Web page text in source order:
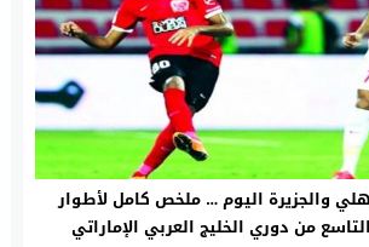
والجزيرة اليوم … ملخص كامل لأطوار
من دوري الخليج العربي الإماراتي